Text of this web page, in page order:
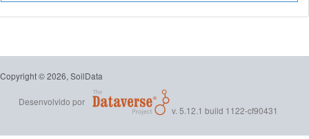
Copyright © 2026, SoilData
Desenvolvido por
v. 5.12.1 build 1122-cf90431